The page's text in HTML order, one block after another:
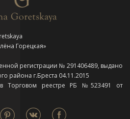
Горецкая»
регистрации № 291406489, выдано
района г.Бреста 04.11.2015
Торговом реестре РБ №523491 от